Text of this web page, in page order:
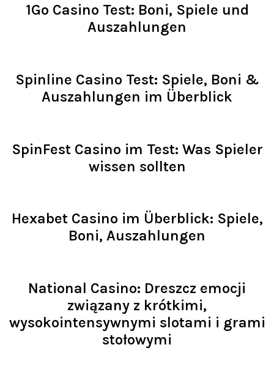
1Go Casino Test: Boni, Spiele und
Auszahlungen
Spinline Casino Test: Spiele, Boni &
Auszahlungen im Überblick
SpinFest Casino im Test: Was Spieler
wissen sollten
Hexabet Casino im Überblick: Spiele,
Boni, Auszahlungen
National Casino: Dreszcz emocji
związany z krótkimi,
wysokointensywnymi slotami i grami
stołowymi